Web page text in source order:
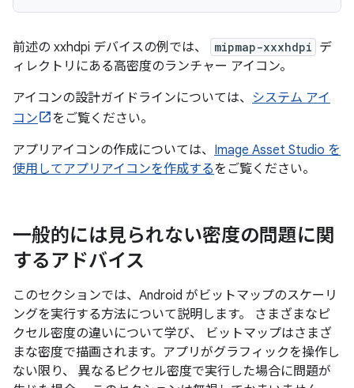
前述の xxhdpi デバイスの例では、 mipmap-xxxhdpi デ
ィレクトリにある高密度のランチャー アイコン。
アイコンの設計ガイドラインについては、 システム アイ
コン
をご覧ください。
アプリアイコンの作成については、 Image Asset Studio を
使用してアプリアイコンを作成するをご覧ください。
一般的には見られない密度の問題に関
するアドバイス
このセクションでは、Android がビットマップのスケーリ
ングを実行する方法について説明します。 さまざまなピ
クセル密度の違いについて学び、 ビットマップはさまざ
まな密度で描画されます。アプリがグラフィックを操作し
ない限り、 異なるピクセル密度で実行した場合に問題が